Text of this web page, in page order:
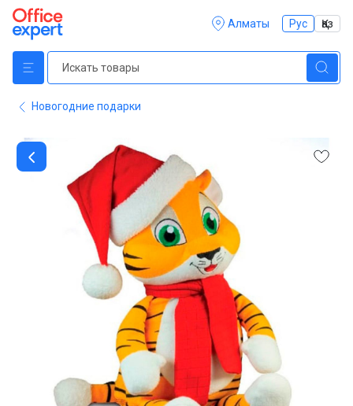
Алматы Рус Қаз
Новогодние подарки